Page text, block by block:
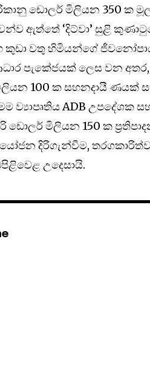
ඩොලර් මිලියන 350 ක
ඇත්තේ ‘දිට්වා’ සුළි
කුඩා වතු හිමියන්ගේ
පැකේජයක් ලෙස වන
100 ක සහනදායී ණයක්
ව්‍යාපෘතිය ADB උපදේශක
ඩොලර් මිලියන 150 ක
දිරිගැන්වීම,
උදෙසායි.